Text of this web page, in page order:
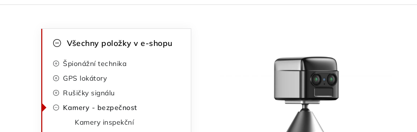
t
kategorie
g
o
Všechny položky v e-shopu
Špionážní technika
GPS lokátory
Rušičky signálu
Kamery - bezpečnost
Kamery inspekční